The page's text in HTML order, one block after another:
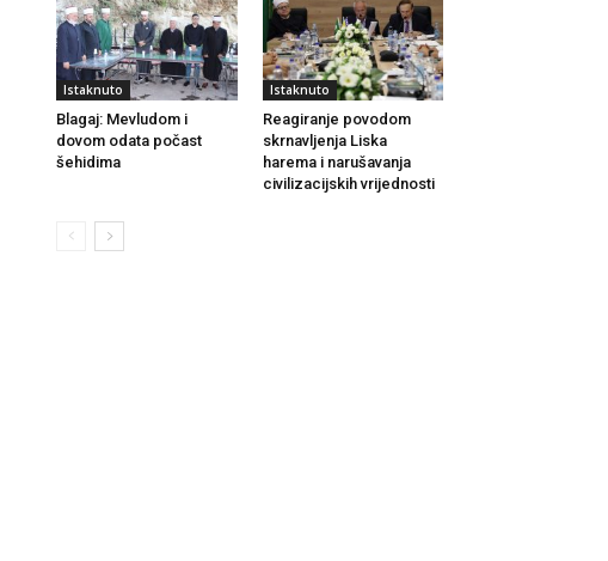
Istaknuto
Blagaj: Mevludom i
dovom odata počast
šehidima
Istaknuto
Reagiranje povodom
skrnavljenja Liska
harema i narušavanja
civilizacijskih vrijednosti